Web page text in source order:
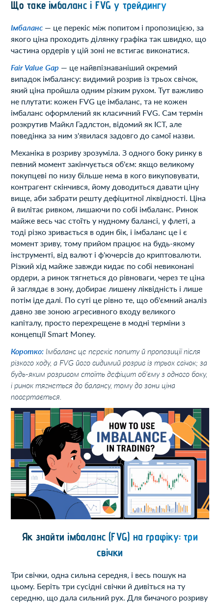
Що таке імбаланс і FVG у трейдингу
Імбаланс — це перекіс між попитом і пропозицією, за
якого ціна проходить ділянку графіка так швидко, що
частина ордерів у цій зоні не встигає виконатися.
Fair Value Gap — це найвпізнаваніший окремий
випадок імбалансу: видимий розрив із трьох свічок,
який ціна пройшла одним різким рухом. Тут важливо
не плутати: кожен FVG це імбаланс, та не кожен
імбаланс оформлений як класичний FVG. Сам термін
розкрутив Майкл Гадлстон, відомий як ICT, але
поведінка за ним з'явилася задовго до самої назви.
Механіка в розриву зрозуміла. З одного боку ринку в
певний момент закінчується об'єм: якщо великому
покупцеві по низу більше нема в кого викуповувати,
контрагент скінчився, йому доводиться давати ціну
вище, аби забрати решту дефіцитної ліквідності. Ціна
й вилітає ривком, лишаючи по собі імбаланс. Ринок
майже весь час стоїть у нудному балансі, у флеті, а
тоді різко зривається в один бік, і імбаланс це і є
момент зриву, тому прийом працює на будь-якому
інструменті, від валют і ф'ючерсів до криптовалюти.
Різкий хід майже завжди кидає по собі невиконані
ордери, а ринок тягнеться до рівноваги, через те ціна
й заглядає в зону, добирає лишену ліквідність і лише
потім іде далі. По суті це рівно те, що об'ємний аналіз
давно зве зоною агресивного входу великого
капіталу, просто перехрещене в модні терміни з
концепції Smart Money.
Коротко: Імбаланс це перекіс попиту й пропозиції після
різкого ходу, а FVG його видимий розрив із трьох свічок; за
будь-яким розривом стоїть дефіцит об'єму з одного боку,
і ринок тягнеться до балансу, тому до зони ціна
повертається.
Як знайти імбаланс (FVG) на графіку: три
свічки
Три свічки, одна сильна середня, і весь пошук на
цьому. Беріть три сусідні свічки й дивіться на ту
середню, що дала сильний рух. Для бичачого розриву